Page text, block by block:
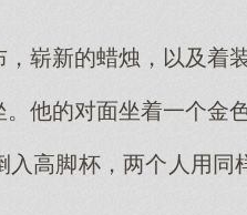
崭新的蜡烛，以及着
他的对面坐着一个金
入高脚杯，两个人用